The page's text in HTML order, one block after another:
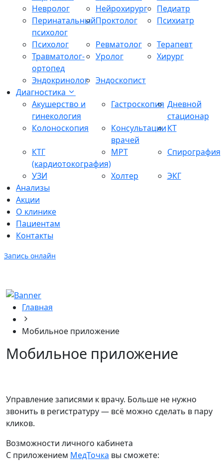
Невролог
Нейрохирург
Педиатр
Перинатальный
психолог
Проктолог Психиатр
Психолог Ревматолог
Терапевт
Травматолог-
ортопед
Уролог Хирург
Эндокринолог
Эндоскопист
Диагностика
Акушерство и
гинекология
Гастроскопия Дневной
стационар
Колоноскопия
Консультации
врачей
КТ
КТГ
(кардиотокография)
МРТ Спирография
УЗИ Холтер
ЭКГ
Анализы
Акции
О клинике
Пациентам
Контакты
Запись онлайн
Главная
Мобильное приложение
Мобильное приложение
Управление записями к врачу. Больше не нужно
звонить в регистратуру — всё можно сделать в пару
кликов.
Возможности личного кабинета
С приложением МедТочка вы сможете: